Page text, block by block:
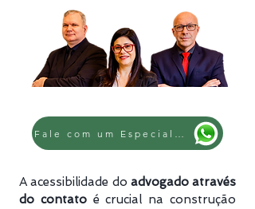
A acessibilidade do advogado através
do contato é crucial na construção